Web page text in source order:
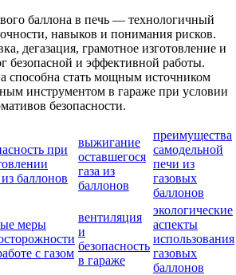
баллона в печь — технологичный
навыков и понимания рисков.
дегазация, грамотное изготовление и
безопасной и эффективной работы.
способна стать мощным источником
инструментом в гараже при условии
безопасности.
при
баллонов
выжигание
оставшегося
газа из
баллонов
преимущества
самодельной
печи из
газовых
баллонов
меры
с газом
вентиляция
и
безопасность
в гараже
экологические
аспекты
использования
газовых
баллонов